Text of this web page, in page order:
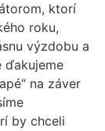
ktorí
roku,
výzdobu a
ďakujeme
na záver
by chceli